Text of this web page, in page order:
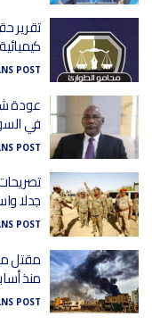
تقرير
كيميائية
POST
عودة
في
POST
جدلا
POST
مقتل
منذ
POST